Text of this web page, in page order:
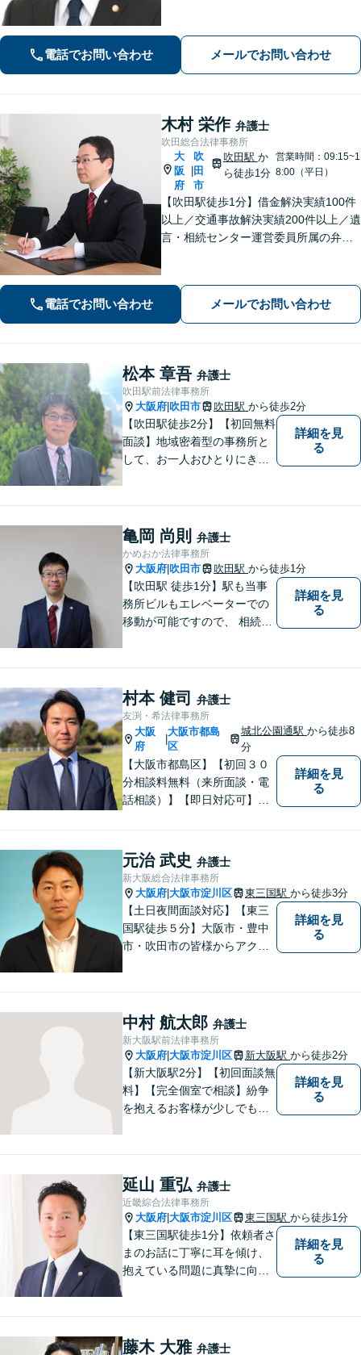
を残す債務整理のノウハウ多数。不動
産業者とも連携。
電話でお問い合わせ メールでお問い合わせ
木村 栄作 弁護士
吹田総合法律事務所
大
阪
府
吹
田
市
吹田駅 か
ら徒歩1分
営業時間：09:15~1
8:00（平日）
【吹田駅徒歩1分】借金解決実績100件
以上／交通事故解決実績200件以上／遺
言・相続センター運営委員所属の弁護
ください。きめ細やかで丁寧な対応が
モットーです。
電話でお問い合わせ メールでお問い合わせ
松本 章吾 弁護士
吹田駅前法律事務所
大阪府 吹田市 吹田駅 から徒歩2分
【吹田駅徒歩2分】【初回無料
面談】地域密着型の事務所と
して、お一人おひとりにきめ
ごとに対応！まずは無料相談
にお越しください。【完全個
室対応】
詳細を見
る
亀岡 尚則 弁護士
かめおか法律事務所
大阪府 吹田市 吹田駅 から徒歩1分
【吹田駅 徒歩1分】駅も当事
務所ビルもエレベーターでの
移動が可能ですので、 相続の
あれば出張相談にも応じてお
りますのでお気軽にご相談く
ださい。
詳細を見
る
村本 健司 弁護士
友渕・希法律事務所
大阪
府
|
大阪市都島
区
城北公園通駅から徒歩8
分
【大阪市都島区】【初回３０
分相談料無料（来所面談・電
話相談）】【即日対応可】
【高倉町三丁目バス停徒歩１
分】【当日・夜間・休日相談
可】刑事事件/相続問題/離婚問
題など経験と知識をもとに、
依頼者様の不安を解消し、問
題解決へ導きます
詳細を見
る
元治 武史 弁護士
新大阪総合法律事務所
大阪府 大阪市淀川区 東三国駅 から徒歩3分
【土日夜間面談対応】【東三
国駅徒歩５分】大阪市・豊中
市・吹田市の皆様からアクセ
詳細を見
る
中村 航太郎 弁護士
新大阪駅前法律事務所
大阪府 大阪市淀川区 新大阪駅 から徒歩2分
【新大阪駅2分】【初回面談無
料】【完全個室で相談】紛争
を抱えるお客様が少しでも早
なく、事実と法律をもとに根
本的な解決を導くことが弁護
士の役割だと考えています。
詳細を見
る
延山 重弘 弁護士
近畿綜合法律事務所
大阪府 大阪市淀川区 東三国駅 から徒歩1分
【東三国駅徒歩1分】依頼者さ
まのお話に丁寧に耳を傾け、
抱えている問題に真摯に向き
します。まずはお気軽にご相
詳細を見
る
藤木 大雅 弁護士